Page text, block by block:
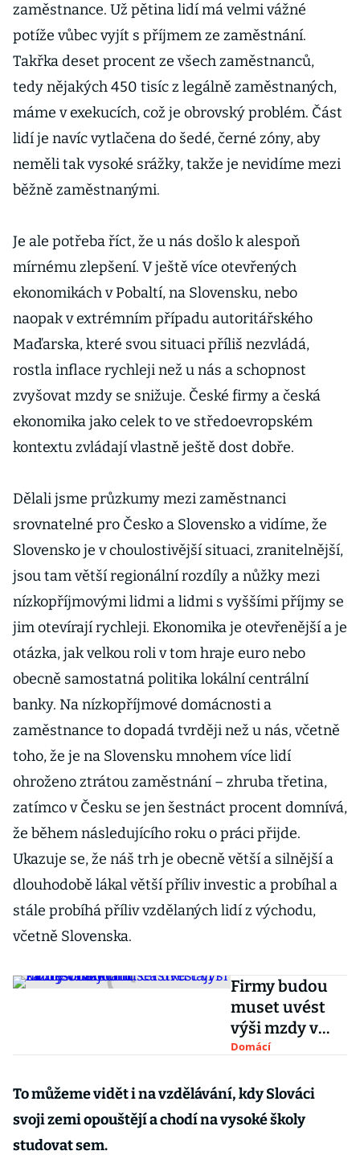
zaměstnance. Už pětina lidí má velmi vážné
potíže vůbec vyjít s příjmem ze zaměstnání.
Takřka deset procent ze všech zaměstnanců,
tedy nějakých 450 tisíc z legálně zaměstnaných,
máme v exekucích, což je obrovský problém. Část
lidí je navíc vytlačena do šedé, černé zóny, aby
neměli tak vysoké srážky, takže je nevidíme mezi
běžně zaměstnanými.
Je ale potřeba říct, že u nás došlo k alespoň
mírnému zlepšení. V ještě více otevřených
ekonomikách v Pobaltí, na Slovensku, nebo
naopak v extrémním případu autoritářského
Maďarska, které svou situaci příliš nezvládá,
rostla inflace rychleji než u nás a schopnost
zvyšovat mzdy se snižuje. České firmy a česká
ekonomika jako celek to ve středoevropském
kontextu zvládají vlastně ještě dost dobře.
Dělali jsme průzkumy mezi zaměstnanci
srovnatelné pro Česko a Slovensko a vidíme, že
Slovensko je v choulostivější situaci, zranitelnější,
jsou tam větší regionální rozdíly a nůžky mezi
nízkopříjmovými lidmi a lidmi s vyššími příjmy se
jim otevírají rychleji. Ekonomika je otevřenější a je
otázka, jak velkou roli v tom hraje euro nebo
obecně samostatná politika lokální centrální
banky. Na nízkopříjmové domácnosti a
zaměstnance to dopadá tvrději než u nás, včetně
toho, že je na Slovensku mnohem více lidí
ohroženo ztrátou zaměstnání – zhruba třetina,
zatímco v Česku se jen šestnáct procent domnívá,
že během následujícího roku o práci přijde.
Ukazuje se, že náš trh je obecně větší a silnější a
dlouhodobě lákal větší příliv investic a probíhal a
stále probíhá příliv vzdělaných lidí z východu,
včetně Slovenska.
Firmy budou
muset uvést
výši mzdy v
inzerátu.
kvůli
stávajícím
zaměstnanců
Domácí
To můžeme vidět i na vzdělávání, kdy Slováci
svoji zemi opouštějí a chodí na vysoké školy
studovat sem.